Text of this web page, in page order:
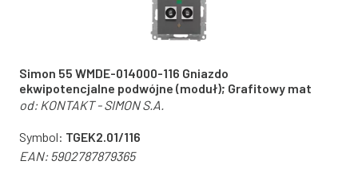
Simon 55 WMDE-014000-116 Gniazdo
ekwipotencjalne podwójne (moduł); Grafitowy mat
od: KONTAKT - SIMON S.A.
Symbol: TGEK2.01/116
EAN:5902787879365